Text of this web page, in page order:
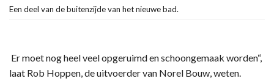
Een deel van de buitenzijde van het nieuwe bad.
Er moet nog heel veel opgeruimd en schoongemaak worden“,
laat Rob Hoppen, de uitvoerder van Norel Bouw, weten.